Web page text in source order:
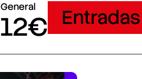
General
12€ Entradas